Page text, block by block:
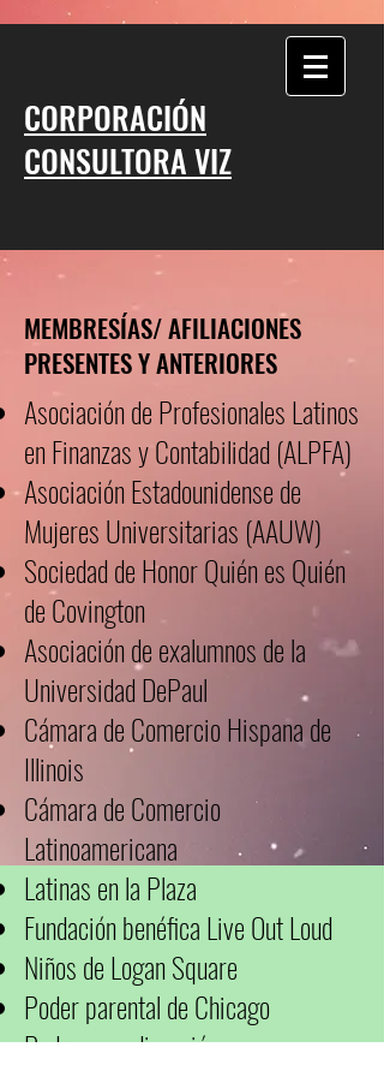
CORPORACIÓN
CONSULTORA VIZ
MEMBRESÍAS/ AFILIACIONES
PRESENTES Y ANTERIORES
Asociación de Profesionales Latinos
en Finanzas y Contabilidad (ALPFA)
Asociación Estadounidense de
Mujeres Universitarias (AAUW)
Sociedad de Honor Quién es Quién
de Covington
Asociación de exalumnos de la
Universidad DePaul
Cámara de Comercio Hispana de
Illinois
Cámara de Comercio
Latinoamericana
Latinas en la Plaza
Fundación benéfica Live Out Loud
Niños de Logan Square
Poder parental de Chicago
Padres por diversión